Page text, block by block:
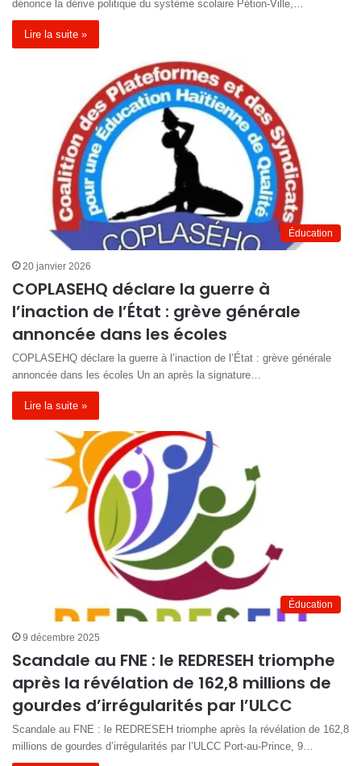
dénonce la dérive politique du système scolaire Pétion-Ville,…
Lire la suite »
Éducation
20 janvier 2026
COPLASEHQ déclare la guerre à
l’inaction de l’État : grève générale
annoncée dans les écoles
COPLASEHQ déclare la guerre à l’inaction de l’État : grève générale
annoncée dans les écoles Un an après la signature…
Lire la suite »
Éducation
9 décembre 2025
Scandale au FNE : le REDRESEH triomphe
après la révélation de 162,8 millions de
gourdes d’irrégularités par l’ULCC
Scandale au FNE : le REDRESEH triomphe après la révélation de 162,8
millions de gourdes d’irrégularités par l’ULCC Port-au-Prince, 9…